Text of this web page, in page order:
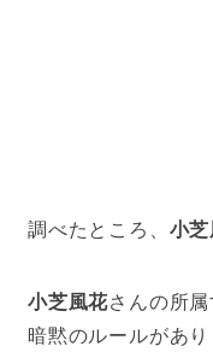
調べたところ、 小
小芝風花さんの所
暗黙のルールがあり